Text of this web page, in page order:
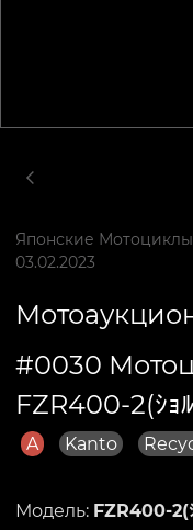
Японские Мотоциклы
03.02.2023
#0030
FZR400-2(ｼｮ
A Kanto
Модель: FZR400-2(